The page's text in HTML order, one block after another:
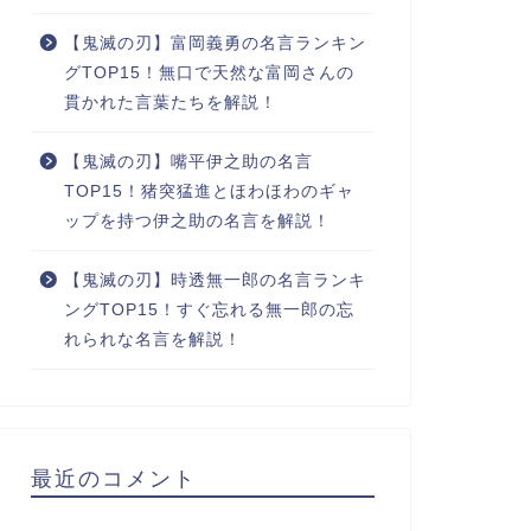
【鬼滅の刃】富岡義勇の名言ランキン
グTOP15！無口で天然な富岡さんの
貫かれた言葉たちを解説！
【鬼滅の刃】嘴平伊之助の名言
TOP15！猪突猛進とほわほわのギャ
ップを持つ伊之助の名言を解説！
【鬼滅の刃】時透無一郎の名言ランキ
ングTOP15！すぐ忘れる無一郎の忘
れられな名言を解説！
最近のコメント